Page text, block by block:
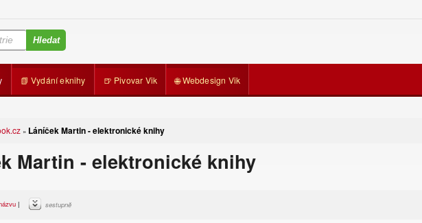
📗 Vydání eknihy 🍺 Pivovar Vik 🌐 Webdesign Vik
» Láníček Martin - elektronické knihy
Martin - elektronické knihy
| sestupně